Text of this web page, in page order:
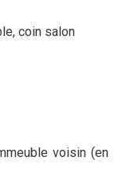
coin salon
voisin (en